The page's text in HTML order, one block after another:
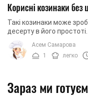
Корисні козинаки без
Такі козинаки може
десерту в його
козинаків без цукру
Асем Самарова
1
легко
Зараз ми